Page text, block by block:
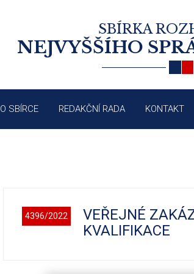
SBÍRKA
NEJVYŠŠÍHO
O SBÍRCE REDAKČNÍ RADA KONTAKT
4396/2022
VEŘEJNÉ
KVALIFIKACE